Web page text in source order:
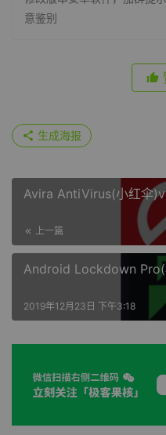
意鉴别
生成海报
Avira AntiVirus(小红伞
上一篇
Android Lockdown Pro(
2019年12月23日 下午3:18